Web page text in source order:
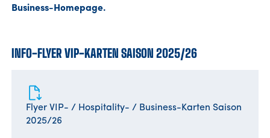
Business-Homepage.
INFO-FLYER VIP-KARTEN SAISON 2025/26
Flyer VIP- / Hospitality- / Business-Karten Saison
2025/26